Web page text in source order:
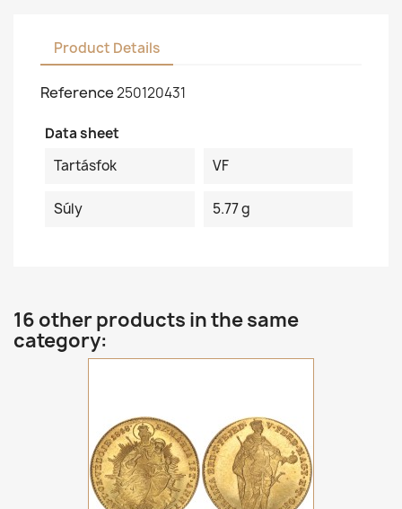
Product Details
Reference250120431
Data sheet
Tartásfok
VF
Súly 5.77 g
16 other products in the same
category: